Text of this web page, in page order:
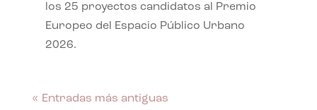
los 25 proyectos candidatos al Premio
Europeo del Espacio Público Urbano
2026.
« Entradas más antiguas